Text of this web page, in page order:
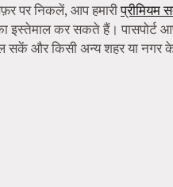
पर निकलें, आप हमारीप्रीमियम
इस्तेमाल कर सकते हैं। पासपोर्ट
सकें और किसी अन्य शहर या नगर